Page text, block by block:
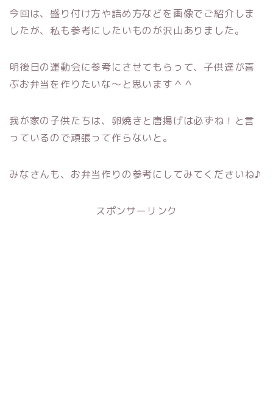
今回は、盛り付け方や詰め方などを画像でご紹介しま
したが、私も参考にしたいものが沢山ありました。
明後日の運動会に参考にさせてもらって、子供達が喜
ぶお弁当を作りたいな～と思います＾＾
我が家の子供たちは、卵焼きと唐揚げは必ずね！と言
っているので頑張って作らないと。
みなさんも、お弁当作りの参考にしてみてくださいね♪
スポンサーリンク